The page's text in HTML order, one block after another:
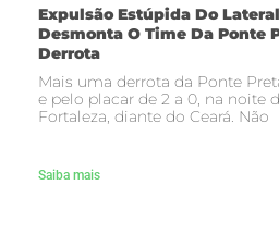
Expulsão Estúpida Do
Desmonta O Time Da Ponte
Derrota
Mais uma derrota da Ponte
e pelo placar de 2 a 0, na noite
Fortaleza, diante do Ceará. Não
Saiba mais